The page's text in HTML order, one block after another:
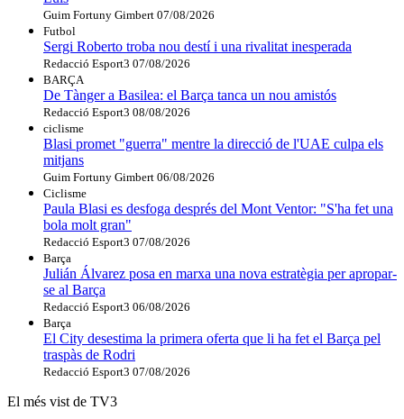
Guim Fortuny Gimbert 07/08/2026
Futbol
Sergi Roberto troba nou destí i una rivalitat inesperada
Redacció Esport3 07/08/2026
BARÇA
De Tànger a Basilea: el Barça tanca un nou amistós
Redacció Esport3 08/08/2026
ciclisme
Blasi promet "guerra" mentre la direcció de l'UAE culpa els
mitjans
Guim Fortuny Gimbert 06/08/2026
Ciclisme
Paula Blasi es desfoga després del Mont Ventor: "S'ha fet una
bola molt gran"
Redacció Esport3 07/08/2026
Barça
Julián Álvarez posa en marxa una nova estratègia per apropar-
se al Barça
Redacció Esport3 06/08/2026
Barça
El City desestima la primera oferta que li ha fet el Barça pel
traspàs de Rodri
Redacció Esport3 07/08/2026
El més vist de TV3